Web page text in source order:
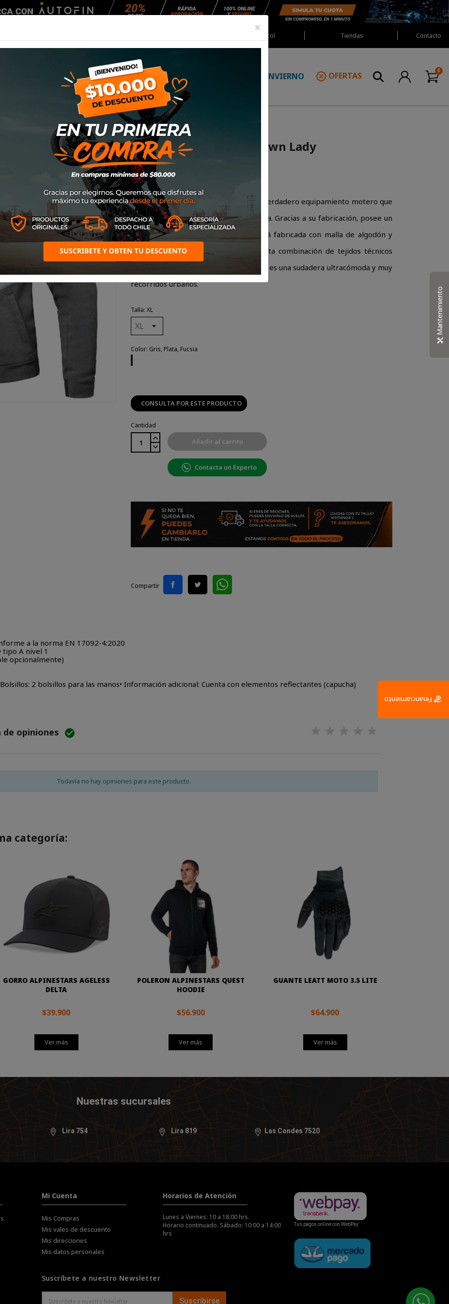
Red Castrol Tiendas Contacto
EQUIPAMIENTO NEUMÁTICOS MANTENCIÓN INVIERNO OFERTAS
Ixon Touchdown Lady
Chaqueta Ixon Touchdown Lady
SKU1001020684056
$199.000
Con la TOUCHDOWN L, disfruta de un verdadero equipamiento motero que
posee el look de una
sudadera con capucha para la vida diaria. Gracias a su fabricación, posee un
nivel de comodidad
impresionante. La TOUCHDOWN L está fabricada con malla de algodón y
poliéster en la parte exterior y
con soft mesh en la parte interior. Esta combinación de tejidos técnicos
ofrece una óptima protección
sin añadir peso ni volumen. El resultado es una sudadera ultracómoda y muy
agradable de llevar en los
recorridos urbanos.
Talla: XL
Color: Gris, Plata, Fucsia
Plata,
CONSULTA POR ESTE PRODUCTO
Cantidad
Añadir al carrito
Contacta un Experto
Compartir
a la norma EN 17092-4:2020
A nivel 1
opcionalmente)
2 bolsillos para las manos• Información adicional: Cuenta con elementos reflectantes (capucha)
de opiniones 
Todavía no hay opiniones para este producto.
categoría:
GORRO ALPINESTARS AGELESS
DELTA
$39.900
Ver más
POLERON ALPINESTARS QUEST
HOODIE
$56.900
Ver más
GUANTE LEATT MOTO 3.5 LITE
$64.900
Ver más
Nuestras sucursales
Lira 754 Lira 819 Las Condes 7520
Mi Cuenta
Mis Compras
Mis vales de descuento
Mis direcciones
Mis datos personales
Horarios de Atención
Lunes a Viernes: 10 a 18:00 hrs.
Horario continuado. Sábado: 10:00 a 14:00
hrs
Suscríbete a nuestro Newsletter
Suscribirse
Tus pagos online con WebPay
×
Mantenimiento
Financiamiento